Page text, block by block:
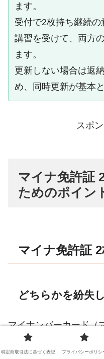
ます。
受付で2枚持ち継続
講習を受けて、両方
ます。
更新しない場合は返
め、同時更新が基本
スポ
マイナ免許証
ためのポイン
マイナ免許証
どちらかを紛失
マイナンバーカード（
免許証を2枚持ちして
特定商取引法に基づく表記 プライバシーポリシ